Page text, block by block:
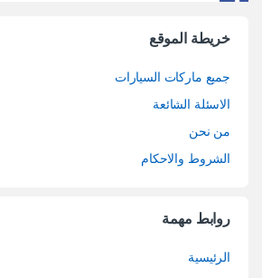
خريطة الموقع
جميع ماركات السيارات
الاسئلة الشائعة
من نحن
الشروط والاحكام
روابط مهمة
الرئيسية